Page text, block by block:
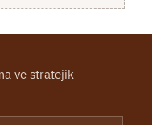
ve stratejik